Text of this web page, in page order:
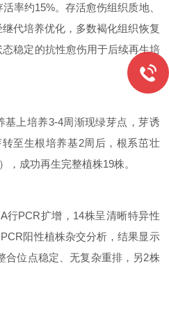
率约15%。存活愈伤组织质地、
代培养优化，多数褐化组织恢复
稳定的抗性愈伤用于后续再生培
基上培养3-4周渐现绿芽点，芽诱
至生根培养基2周后，根系茁壮
，成功再生完整植株19株。
行PCR扩增，14株呈清晰特异性
阳性植株杂交分析，结果显示
合位点稳定、无复杂重排，另2株